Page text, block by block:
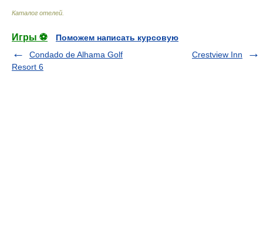
Каталог отелей
Игры ⚽
Поможем написать курсовую
Condado de Alhama Golf
Resort 6
Crestview Inn